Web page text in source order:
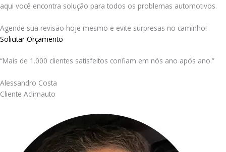
aqui você encontra solução para todos os problemas automotivos.
Agende sua revisão hoje mesmo e evite surpresas no caminho!
Solicitar Orçamento
“Mais de 1.000 clientes satisfeitos confiam em nós ano após ano.”
Alessandro Costa
Cliente Aclimauto